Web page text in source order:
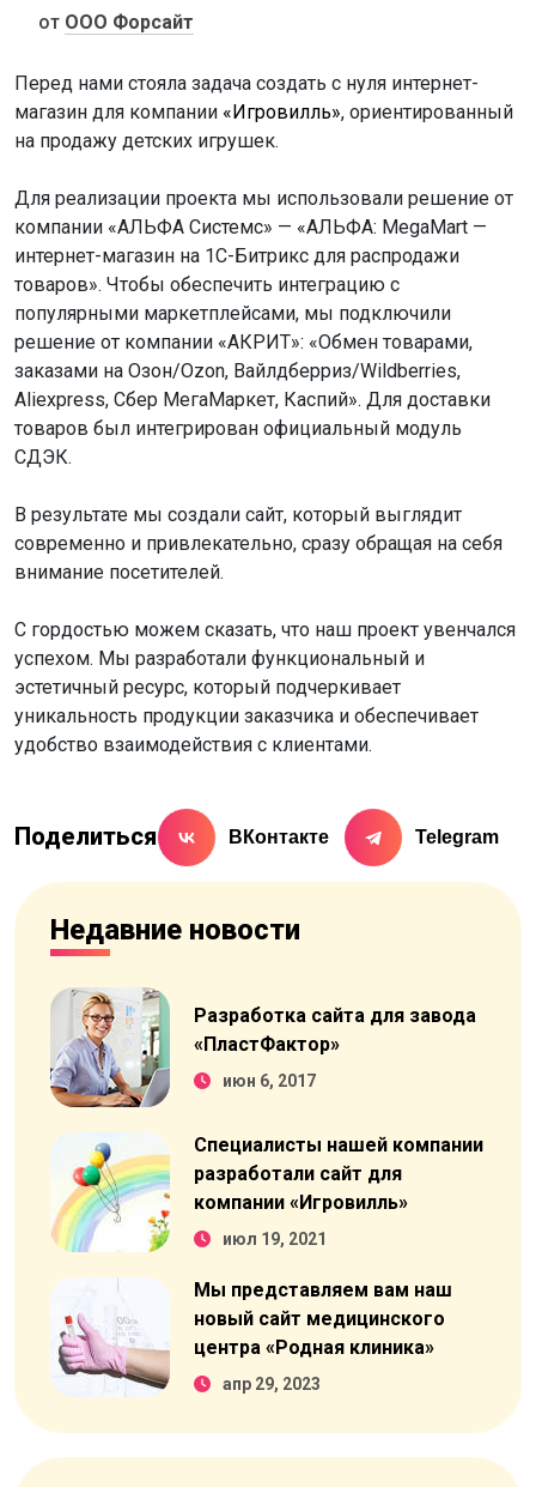
от ООО Форсайт
Перед нами стояла задача создать с нуля интернет-
магазин для компании «Игровилль», ориентированный
на продажу детских игрушек.
Для реализации проекта мы использовали решение от
компании «АЛЬФА Системс» — «АЛЬФА: MegaMart —
интернет-магазин на 1С-Битрикс для распродажи
товаров». Чтобы обеспечить интеграцию с
популярными маркетплейсами, мы подключили
решение от компании «АКРИТ»: «Обмен товарами,
заказами на Озон/Ozon, Вайлдберриз/Wildberries,
Aliexpress, Сбер МегаМаркет, Каспий». Для доставки
товаров был интегрирован официальный модуль
СДЭК.
В результате мы создали сайт, который выглядит
современно и привлекательно, сразу обращая на себя
внимание посетителей.
С гордостью можем сказать, что наш проект увенчался
успехом. Мы разработали функциональный и
эстетичный ресурс, который подчеркивает
уникальность продукции заказчика и обеспечивает
удобство взаимодействия с клиентами.
Поделиться ВКонтакте Telegram
Недавние новости
Разработка сайта для завода
«ПластФактор»
июн 6, 2017
Специалисты нашей компании
разработали сайт для
компании «Игровилль»
июл 19, 2021
Мы представляем вам наш
новый сайт медицинского
центра «Родная клиника»
апр 29, 2023